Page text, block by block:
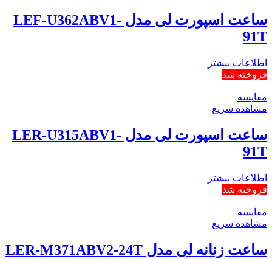
ساعت اسپورت لی مدل LEF-U362ABV1-
91T
اطلاعات بیشتر
فروخته شد
مقایسه
مشاهده سریع
ساعت اسپورت لی مدل LER-U315ABV1-
91T
اطلاعات بیشتر
فروخته شد
مقایسه
مشاهده سریع
ساعت زنانه لی مدل LER-M371ABV2-24T